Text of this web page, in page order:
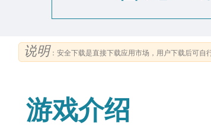
说明：安全下载是直接下载应用市场，用户下载后可自
游戏介绍